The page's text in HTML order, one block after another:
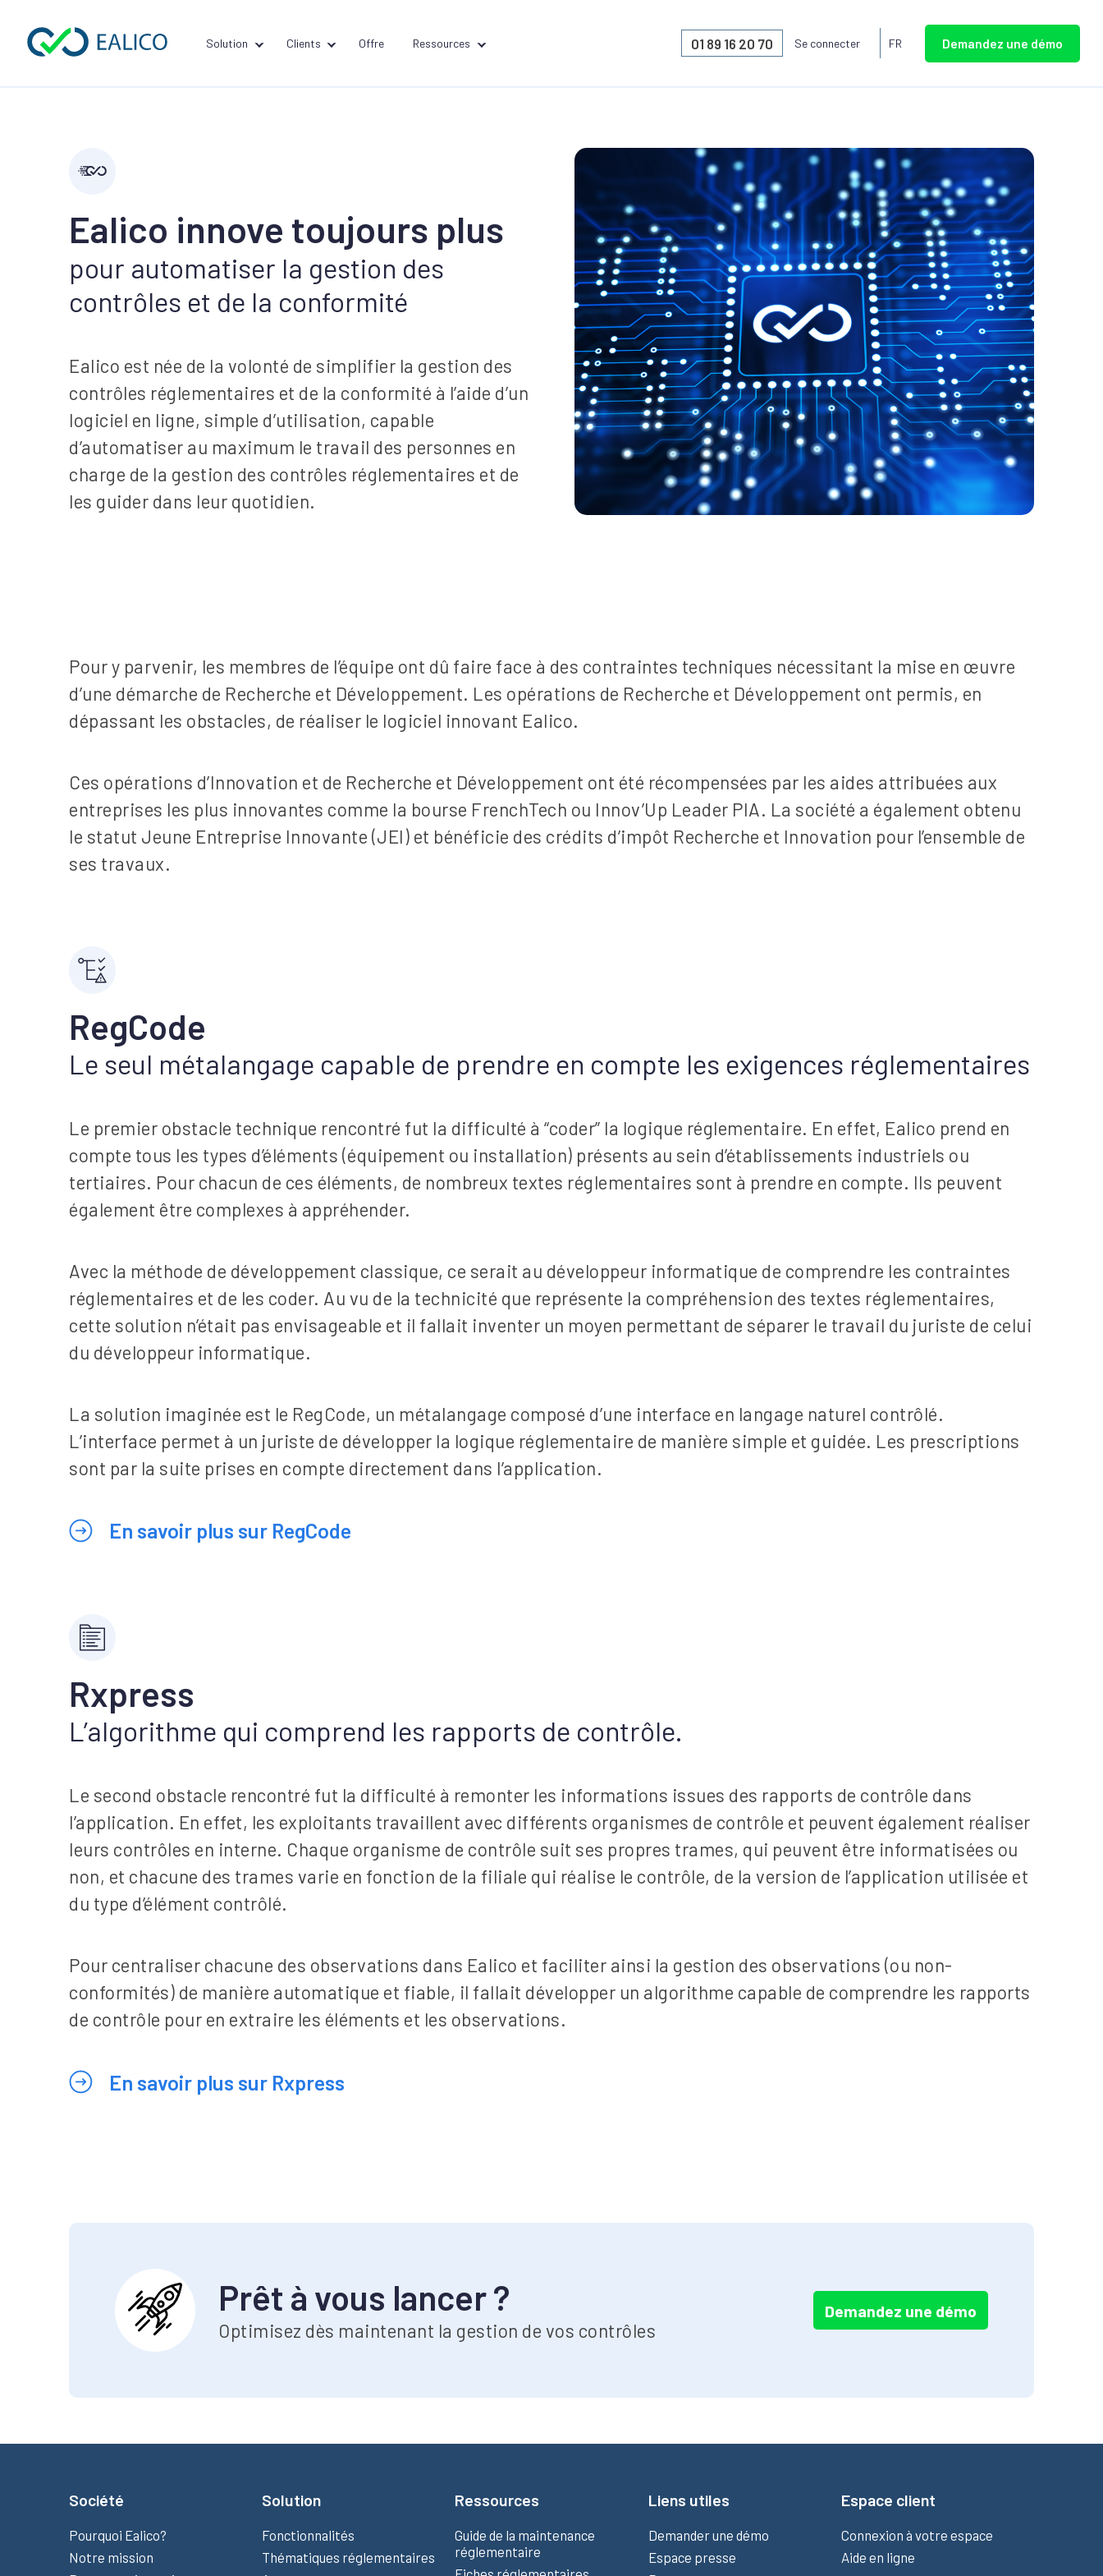
Solution Clients Offre Ressources 01 89 16 20 70 Se connecter FR Demandez une démo
Ealico innove toujours plus
pour automatiser la gestion des
contrôles et de la conformité
Ealico est née de la volonté de simplifier la gestion des
contrôles réglementaires et de la conformité à l’aide d’un
logiciel en ligne, simple d’utilisation, capable
d’automatiser au maximum le travail des personnes en
charge de la gestion des contrôles réglementaires et de
les guider dans leur quotidien.
Pour y parvenir, les membres de l’équipe ont dû faire face à des contraintes techniques nécessitant la mise en œuvre
d’une démarche de Recherche et Développement. Les opérations de Recherche et Développement ont permis, en
dépassant les obstacles, de réaliser le logiciel innovant Ealico.
Ces opérations d’Innovation et de Recherche et Développement ont été récompensées par les aides attribuées aux
entreprises les plus innovantes comme la bourse FrenchTech ou Innov’Up Leader PIA. La société a également obtenu
le statut Jeune Entreprise Innovante (JEI) et bénéficie des crédits d’impôt Recherche et Innovation pour l’ensemble de
ses travaux.
RegCode
Le seul métalangage capable de prendre en compte les exigences réglementaires
Le premier obstacle technique rencontré fut la difficulté à “coder” la logique réglementaire. En effet, Ealico prend en
compte tous les types d’éléments (équipement ou installation) présents au sein d’établissements industriels ou
tertiaires. Pour chacun de ces éléments, de nombreux textes réglementaires sont à prendre en compte. Ils peuvent
également être complexes à appréhender.
Avec la méthode de développement classique, ce serait au développeur informatique de comprendre les contraintes
réglementaires et de les coder. Au vu de la technicité que représente la compréhension des textes réglementaires,
cette solution n’était pas envisageable et il fallait inventer un moyen permettant de séparer le travail du juriste de celui
du développeur informatique.
La solution imaginée est le RegCode, un métalangage composé d’une interface en langage naturel contrôlé.
L’interface permet à un juriste de développer la logique réglementaire de manière simple et guidée. Les prescriptions
sont par la suite prises en compte directement dans l’application.
En savoir plus sur RegCode
Rxpress
L’algorithme qui comprend les rapports de contrôle.
Le second obstacle rencontré fut la difficulté à remonter les informations issues des rapports de contrôle dans
l’application. En effet, les exploitants travaillent avec différents organismes de contrôle et peuvent également réaliser
leurs contrôles en interne. Chaque organisme de contrôle suit ses propres trames, qui peuvent être informatisées ou
non, et chacune des trames varie en fonction de la filiale qui réalise le contrôle, de la version de l’application utilisée et
du type d’élément contrôlé.
Pour centraliser chacune des observations dans Ealico et faciliter ainsi la gestion des observations (ou non-
conformités) de manière automatique et fiable, il fallait développer un algorithme capable de comprendre les rapports
de contrôle pour en extraire les éléments et les observations.
En savoir plus sur Rxpress
Prêt à vous lancer ?
Optimisez dès maintenant la gestion de vos contrôles
Demandez une démo
Société
Pourquoi Ealico?
Notre mission
Solution
Fonctionnalités
Thématiques réglementaires
Ressources
Guide de la maintenance
réglementaire
Liens utiles
Demander une démo
Espace presse
Espace client
Connexion à votre espace
Aide en ligne